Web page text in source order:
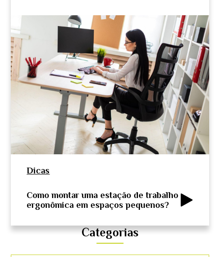
Dicas
Como montar uma estação de trabalho
ergonômica em espaços pequenos?
Categorias